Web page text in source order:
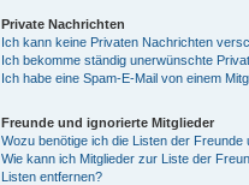
Private Nachrichten
Ich kann keine Privaten Nachrichten
Ich bekomme ständig unerwünschte
Ich habe eine Spam-E-Mail von einem
Freunde und ignorierte Mitglieder
Wozu benötige ich die Listen der Freunde
Wie kann ich Mitglieder zur Liste der
Listen entfernen?